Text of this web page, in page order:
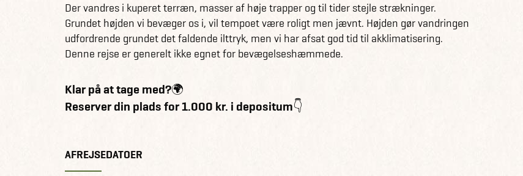
Der vandres i kuperet terræn, masser af høje trapper og til tider stejle strækninger.
Grundet højden vi bevæger os i, vil tempoet være roligt men jævnt. Højden gør vandringen
udfordrende grundet det faldende ilttryk, men vi har afsat god tid til akklimatisering.
Denne rejse er generelt ikke egnet for bevægelseshæmmede.
Klar på at tage med?🌍
Reserver din plads for 1.000 kr. i depositum👇
AFREJSEDATOER